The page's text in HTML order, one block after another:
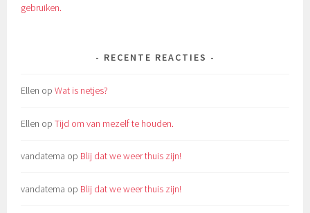
gebruiken.
RECENTE REACTIES
Ellen opWat is netjes?
Ellen opTijd om van mezelf te houden.
vandatema op Blij dat we weer thuis zijn!
vandatema op Blij dat we weer thuis zijn!